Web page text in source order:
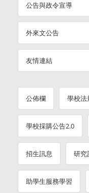
公告與政令宣導
外來文公告
友情連結
公佈欄 學校法
學校採購公告2.0
招生訊息 研究
助學生服務學習